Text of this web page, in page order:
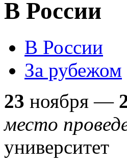
В России
В России
За рубежом
23 ноября —
место
университет